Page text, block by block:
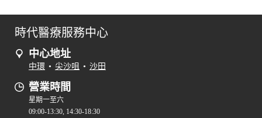
時代醫療服務中心
中心地址
中環 • 尖沙咀 • 沙田
營業時間
星期一至六
09:00-13:30, 14:30-18:30